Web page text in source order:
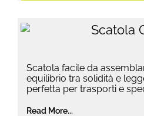
Scatola facile da
equilibrio tra solidità e
perfetta per trasporti e
Read More...